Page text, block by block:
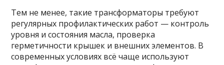
Тем не менее, такие трансформаторы требуют
регулярных профилактических работ — контроль
уровня и состояния масла, проверка
герметичности крышек и внешних элементов. В
современных условиях всё чаще используют